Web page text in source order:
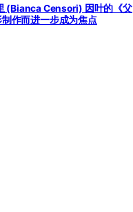
(Bianca Censori) 因叶的《父
作而进一步成为焦点